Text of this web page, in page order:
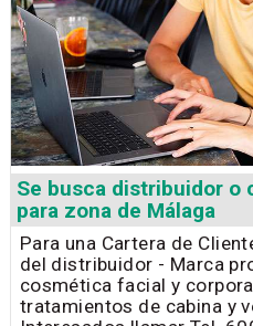
Se busca distribuidor o
para zona de Málaga
Para una Cartera de
del distribuidor - Marca
cosmética facial y
tratamientos de cabina y